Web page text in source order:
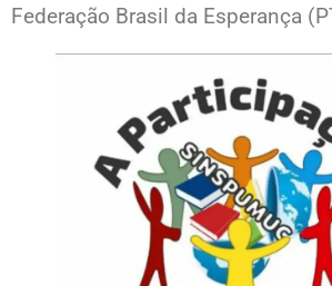
Federação Brasil da Esperança